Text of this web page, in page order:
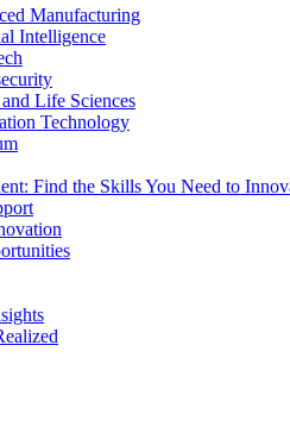
Manufacturing
Intelligence
Life Sciences
Technology
Find the Skills You Need to